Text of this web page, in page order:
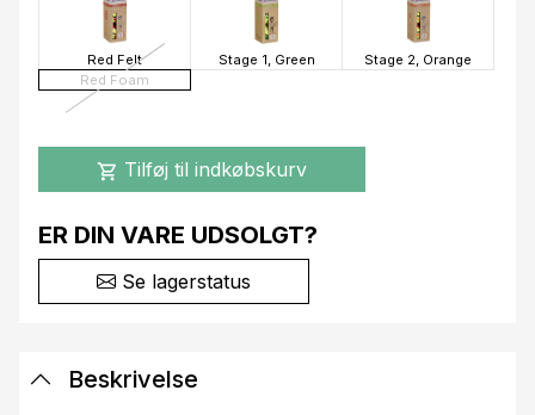
Red Felt Stage 1, Green
Stage 2, Orange
Red Foam
shopping_cart Tilføj til indkøbskurv
ER DIN VARE UDSOLGT?
Se lagerstatus
Beskrivelse